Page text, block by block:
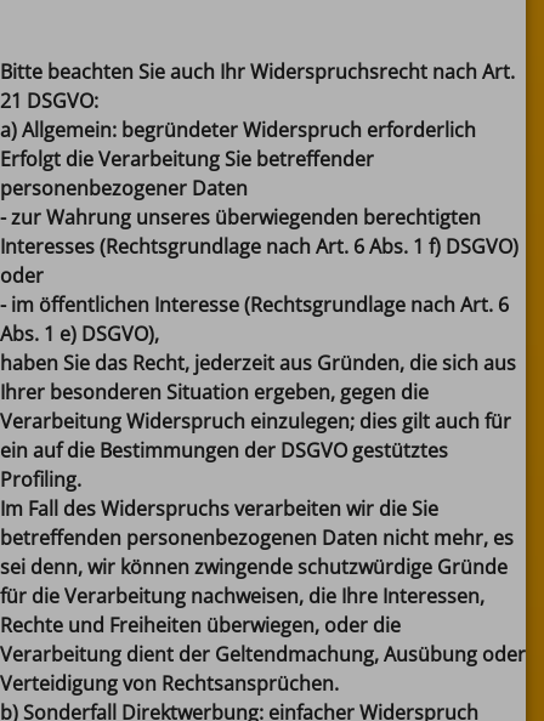
Bitte beachten Sie auch Ihr Widerspruchsrecht nach Art.
21 DSGVO:
a) Allgemein: begründeter Widerspruch erforderlich
Erfolgt die Verarbeitung Sie betreffender
personenbezogener Daten
- zur Wahrung unseres überwiegenden berechtigten
Interesses (Rechtsgrundlage nach Art. 6 Abs. 1 f) DSGVO)
oder
- im öffentlichen Interesse (Rechtsgrundlage nach Art. 6
Abs. 1 e) DSGVO),
haben Sie das Recht, jederzeit aus Gründen, die sich aus
Ihrer besonderen Situation ergeben, gegen die
Verarbeitung Widerspruch einzulegen; dies gilt auch für
ein auf die Bestimmungen der DSGVO gestütztes
Profiling.
Im Fall des Widerspruchs verarbeiten wir die Sie
betreffenden personenbezogenen Daten nicht mehr, es
sei denn, wir können zwingende schutzwürdige Gründe
für die Verarbeitung nachweisen, die Ihre Interessen,
Rechte und Freiheiten überwiegen, oder die
Verarbeitung dient der Geltendmachung, Ausübung oder
Verteidigung von Rechtsansprüchen.
b) Sonderfall Direktwerbung: einfacher Widerspruch